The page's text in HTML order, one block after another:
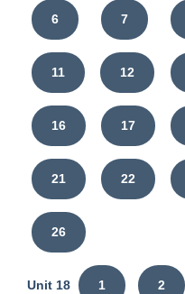
6 7
11 12
16 17
21 22
26
Unit 18 1 2